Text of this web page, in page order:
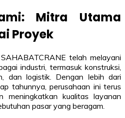
Mitra Utama
Proyek
telah melayani
industri, termasuk konstruksi,
dan logistik. Dengan lebih dari
tahunnya, perusahaan ini terus
meningkatkan kualitas layanan
pasar yang beragam.